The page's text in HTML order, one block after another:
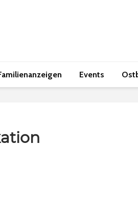
Events